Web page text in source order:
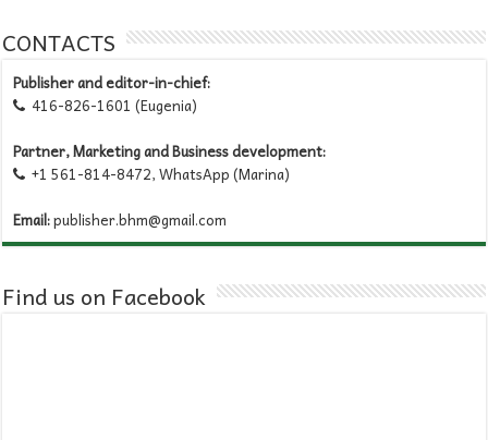
CONTACTS
Publisher and editor-in-chief:
 416-826-1601 (Eugenia)
Partner, Marketing and Business development:
 +1 561-814-8472, WhatsApp (Marina)
Email:publisher.bhm@gmail.com
Find us on Facebook